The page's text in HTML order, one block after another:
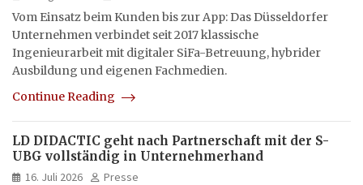
Vom Einsatz beim Kunden bis zur App: Das Düsseldorfer
Unternehmen verbindet seit 2017 klassische
Ingenieurarbeit mit digitaler SiFa-Betreuung, hybrider
Ausbildung und eigenen Fachmedien.
Continue Reading
LD DIDACTIC geht nach Partnerschaft mit der S-
UBG vollständig in Unternehmerhand
16. Juli 2026 Presse